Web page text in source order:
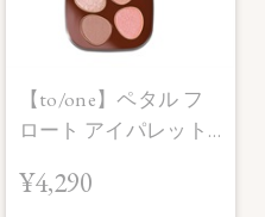
【to/one】ペタル フ
ロート アイパレット
品＞
¥4,290